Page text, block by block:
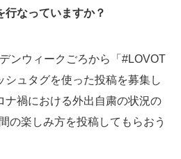
行なっていますか？
ンウィークごろから「#LOVOT
シュタグを使った投稿を募集し
ナ禍における外出自粛の状況の
の楽しみ方を投稿してもらおう